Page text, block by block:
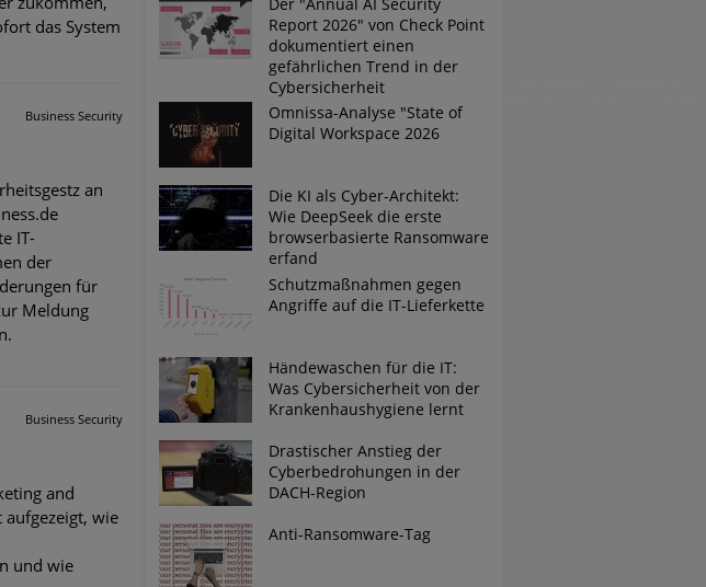
lässt Experten vor Tsunami bei Web-DDoS-Angriffen
gegen Harpoon Whaling?
– Amazon hat nun reagiert
und Nutzer im Visier der Datendiebe
das System
Business Security
an
IT-
der
für
Meldung
Business Security
and
aufgezeigt, wie
und wie
Report 2026" von Check Point
dokumentiert einen
gefährlichen Trend in der
Cybersicherheit
Omnissa-Analyse "State of
Digital Workspace 2026
Die KI als Cyber-Architekt:
Wie DeepSeek die erste
browserbasierte Ransomware
erfand
Schutzmaßnahmen gegen
Angriffe auf die IT-Lieferkette
Händewaschen für die IT:
Was Cybersicherheit von der
Krankenhaushygiene lernt
Drastischer Anstieg der
Cyberbedrohungen in der
DACH-Region
Anti-Ransomware-Tag